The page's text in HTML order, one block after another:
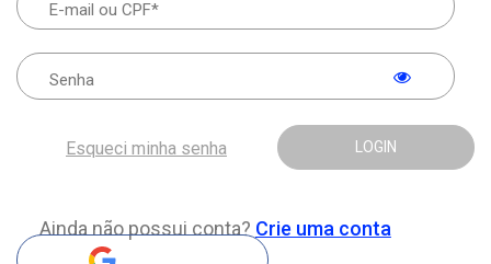
LOGIN
Esqueci minha senha
Ainda não possui conta? Crie uma conta